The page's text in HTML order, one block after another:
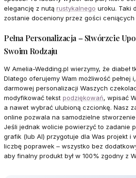
elegancję z nutą rustykalnego uroku. Taki
zostanie doceniony przez gości ceniących
Pełna Personalizacja – Stwórzcie
Swoim Rodzaju
W Amelia-Wedding.pl wierzymy, że diabeł
Dlatego oferujemy Wam możliwość pełnej
darmowej personalizacji Waszych
modyfikować tekst podziękowań, wpisać
a nawet wybrać ulubioną czcionkę. Nasz
online pozwala na samodzielne
Jeśli jednak wolicie powierzyć to zadanie
grafik (lub AI) przygotuje dla Was projekt i
liczbę poprawek – wszystko bez
aby finalny produkt był w 100% zgodny z